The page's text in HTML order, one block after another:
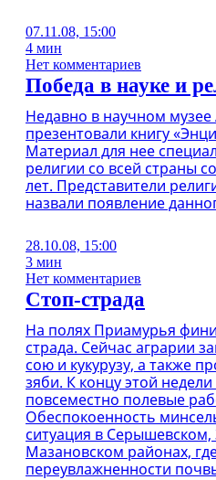
07.11.08, 15:00
4 мин
Нет комментариев
Победа в науке и
Недавно в научном
презентовали книгу
Материал для нее
религии со всей страны
лет. Представители
назвали появление
28.10.08, 15:00
3 мин
Нет комментариев
Стоп-страда
На полях Приамурья
страда. Сейчас аграрии
сою и кукурузу, а также
зяби. К концу этой
повсеместно полевые
Обеспокоенность
ситуация в Серышевском,
Мазановском районах,
переувлажненности